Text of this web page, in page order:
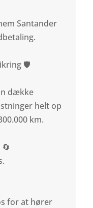
Santander
🛡️
dække
helt op
km.
for at hører